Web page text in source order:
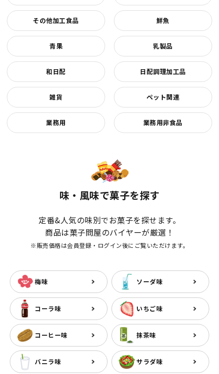
その他加工食品 鮮魚
青果 乳製品
和日配 日配調理加工品
雑貨 ペット関連
業務用 業務用非食品
味・風味で菓子を探す
定番&人気の味別でお菓子を探せます。
商品は菓子問屋のバイヤーが厳選！
※販売価格は会員登録・ログイン後にご覧いただけます。
梅味 ソーダ味
コーラ味 いちご味
コーヒー味 抹茶味
バニラ味 サラダ味